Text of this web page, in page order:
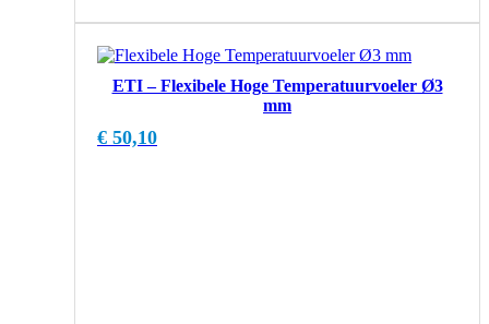
ETI – Flexibele Hoge Temperatuurvoeler Ø3
mm
€ 50,10